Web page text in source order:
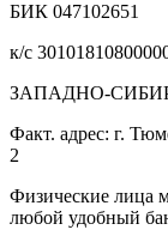
БИК 047102651
к/с
ЗАПАДНО-
Факт. адрес: г.
2
Физические лица
любой удобный